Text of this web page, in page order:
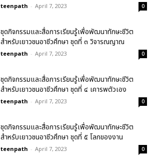
teenpath - April 7, 2023 0
ชุดกิจกรรมและสื่อการเรียนรู้เพื่อพัฒนาทักษะชีวิต
สำหรับเยาวชนอาชีวศึกษา ชุดที่ ๓ วิจารณญาณ
teenpath - April 7, 2023 0
ชุดกิจกรรมและสื่อการเรียนรู้เพื่อพัฒนาทักษะชีวิต
สำหรับเยาวชนอาชีวศึกษา ชุดที่ ๔ เคารพตัวเอง
teenpath - April 7, 2023 0
ชุดกิจกรรมและสื่อการเรียนรู้เพื่อพัฒนาทักษะชีวิต
สำหรับเยาวชนอาชีวศึกษา ชุดที่ ๕ โลกของงาน
teenpath - April 7, 2023 0